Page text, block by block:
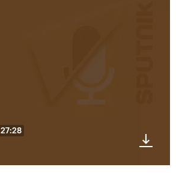
27:28